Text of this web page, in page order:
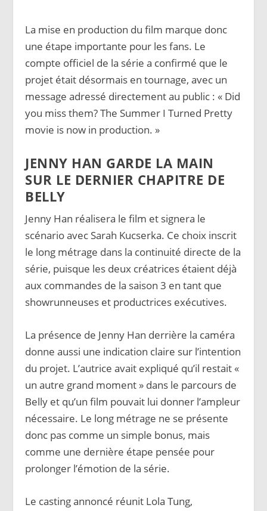
La mise en production du film marque donc
une étape importante pour les fans. Le
compte officiel de la série a confirmé que le
projet était désormais en tournage, avec un
message adressé directement au public : « Did
you miss them? The Summer I Turned Pretty
movie is now in production. »
JENNY HAN GARDE LA MAIN
SUR LE DERNIER CHAPITRE DE
BELLY
Jenny Han réalisera le film et signera le
scénario avec Sarah Kucserka. Ce choix inscrit
le long métrage dans la continuité directe de la
série, puisque les deux créatrices étaient déjà
aux commandes de la saison 3 en tant que
showrunneuses et productrices exécutives.
La présence de Jenny Han derrière la caméra
donne aussi une indication claire sur l’intention
du projet. L’autrice avait expliqué qu’il restait «
un autre grand moment » dans le parcours de
Belly et qu’un film pouvait lui donner l’ampleur
nécessaire. Le long métrage ne se présente
donc pas comme un simple bonus, mais
comme une dernière étape pensée pour
prolonger l’émotion de la série.
Le casting annoncé réunit Lola Tung,